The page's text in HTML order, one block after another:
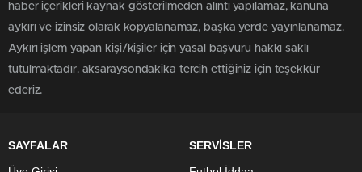
haber içerikleri kaynak gösterilmeden alıntı yapılamaz, kanuna
aykırı ve izinsiz olarak kopyalanamaz, başka yerde yayınlanamaz.
Aykırı işlem yapan kişi/kişiler için yasal başvuru hakkı saklı
tutulmaktadır. aksaraysondakika tercih ettiğiniz için teşekkür
ederiz.
SAYFALAR
SERVİSLER